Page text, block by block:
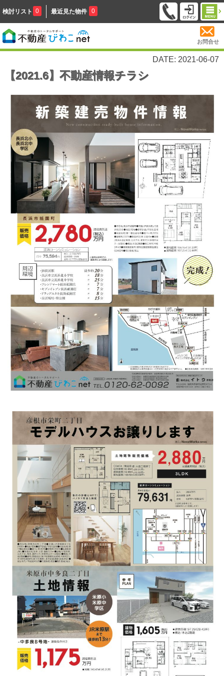
検討リスト 0 最近見た物件 0
お問合せ
DATE: 2021-06-07
【2021.6】不動産情報チラシ